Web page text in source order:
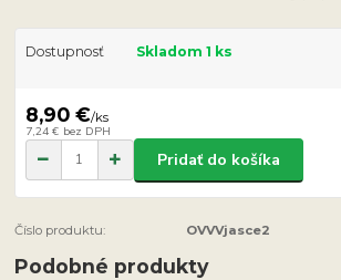
Dostupnosť Skladom 1 ks
8,90 €/ks
7,24 € bez DPH
Pridať do košíka
Číslo produktu: OVVVjasce2
Podobné produkty